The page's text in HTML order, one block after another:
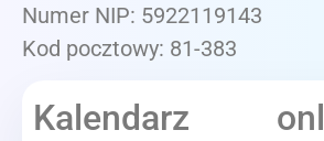
Numer NIP: 5922119143
Kod pocztowy: 81-383
Kalendarz